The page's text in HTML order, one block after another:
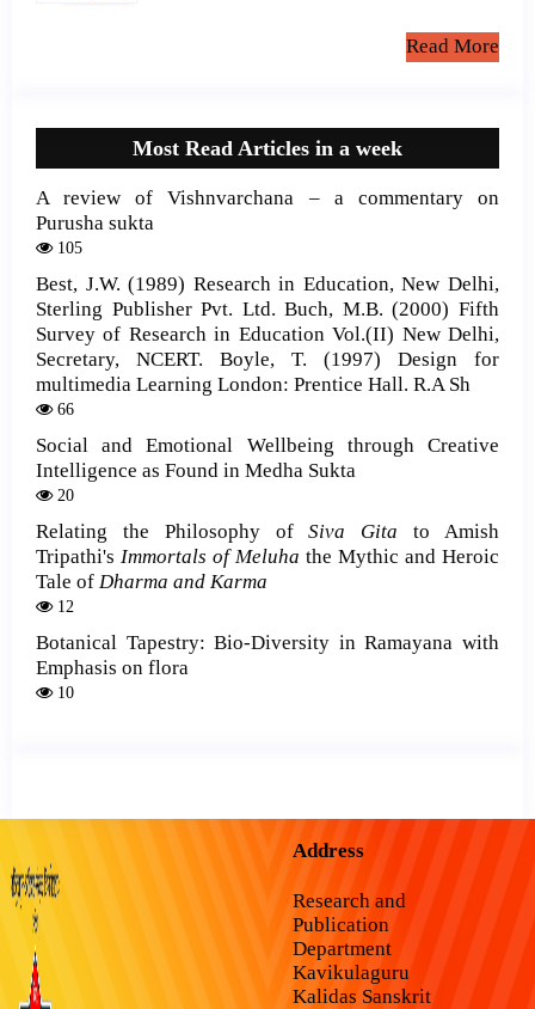
Read More
Most Read Articles in a week
A review of Vishnvarchana – a commentary on
Purusha sukta
105
Best, J.W. (1989) Research in Education, New Delhi,
Sterling Publisher Pvt. Ltd. Buch, M.B. (2000) Fifth
Survey of Research in Education Vol.(II) New Delhi,
Secretary, NCERT. Boyle, T. (1997) Design for
multimedia Learning London: Prentice Hall. R.A Sh
66
Social and Emotional Wellbeing through Creative
Intelligence as Found in Medha Sukta
20
Relating the Philosophy ofSiva Gita to Amish
Tripathi's Immortals of Meluha the Mythic and Heroic
Tale of Dharma and Karma
12
Botanical Tapestry: Bio-Diversity in Ramayana with
Emphasis on flora
10
Address
Research and
Publication
Department
Kavikulaguru
Kalidas Sanskrit